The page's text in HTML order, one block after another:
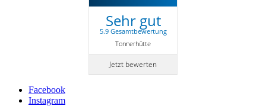
Sehr gut
5.9 Gesamtbewertung
Tonnerhütte
Jetzt bewerten
Facebook
Instagram